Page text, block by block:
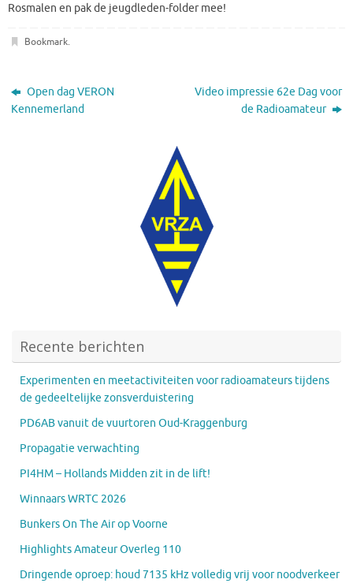
Rosmalen en pak de jeugdleden-folder mee!
Bookmark.
Open dag VERON
Kennemerland
Video impressie 62e Dag voor
de Radioamateur
Recente berichten
Experimenten en meetactiviteiten voor radioamateurs tijdens
de gedeeltelijke zonsverduistering
PD6AB vanuit de vuurtoren Oud-Kraggenburg
Propagatie verwachting
PI4HM – Hollands Midden zit in de lift!
Winnaars WRTC 2026
Bunkers On The Air op Voorne
Highlights Amateur Overleg 110
Dringende oproep: houd 7135 kHz volledig vrij voor noodverkeer